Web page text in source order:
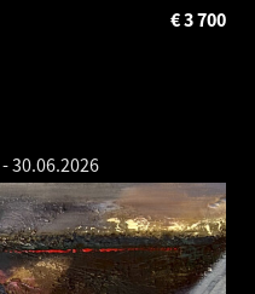
3 700
€
-30.06.2026